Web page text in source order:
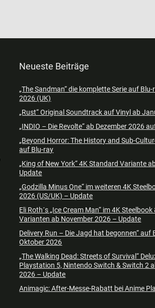
Neueste Beiträge
„The Sandman“ die komplette Serie auf
2026 (UK)
„Rust“ Original Soundtrack auf Vinyl ab
„INDIO – Die Revolte“ ab Dezember 2026
„Beyond Horror: The History and Sub-
auf Blu-ray
„King of New York“ 4K Standard Variante
Update
„Godzilla Minus One“ im weiteren 4K
2026 (US/UK) – Update
Eli Roth´s „Ice Cream Man“ im 4K
Varianten ab November 2026 – Update
Delivery Run – Die Jagd hat begonnen“ auf
Oktober 2026
„The Walking Dead: Streets of Survival“
Playstation 5, Nintendo Switch & Switch 2
2026 – Update
Animagic: After-Messe-Rabatt bei Anime